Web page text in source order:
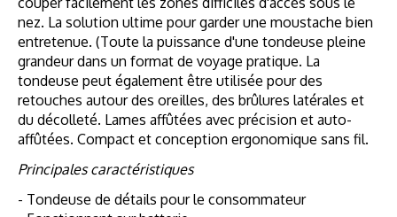
nez. La solution ultime pour garder une moustache bien
entretenue. (Toute la puissance d'une tondeuse pleine
grandeur dans un format de voyage pratique. La
tondeuse peut également être utilisée pour des
retouches autour des oreilles, des brûlures latérales et
du décolleté. Lames affûtées avec précision et auto-
affûtées. Compact et conception ergonomique sans fil.
Principales caractéristiques
- Tondeuse de détails pour le consommateur